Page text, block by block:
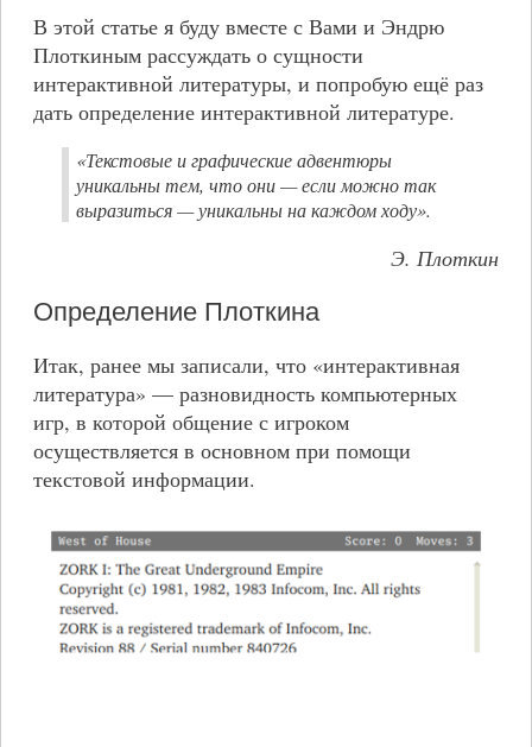
В этой статье я буду вместе с Вами и Эндрю
Плоткиным рассуждать о сущности
интерактивной литературы, и попробую ещё раз
дать определение интерактивной литературе.
«Текстовые и графические адвентюры
уникальны тем, что они — если можно так
выразиться — уникальны на каждом ходу».
Э. Плоткин
Определение Плоткина
Итак, ранее мы записали, что «интерактивная
литература» — разновидность компьютерных
игр, в которой общение с игроком
осуществляется в основном при помощи
текстовой информации.